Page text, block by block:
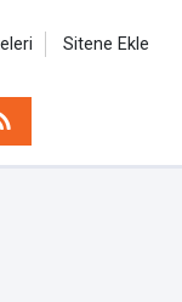
Sitene Ekle